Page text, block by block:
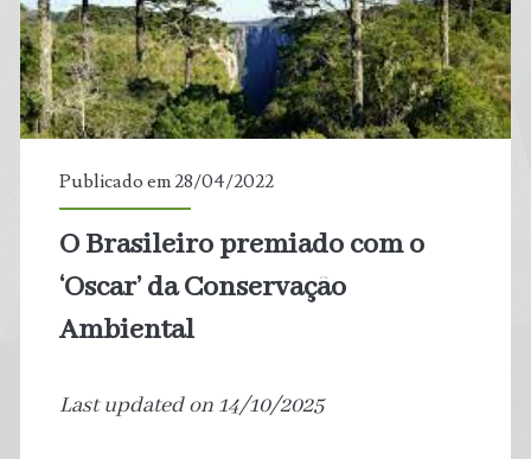
Publicado em 28/04/2022
O Brasileiro premiado com o
‘Oscar’ da Conservação
Ambiental
Last updated on 14/10/2025